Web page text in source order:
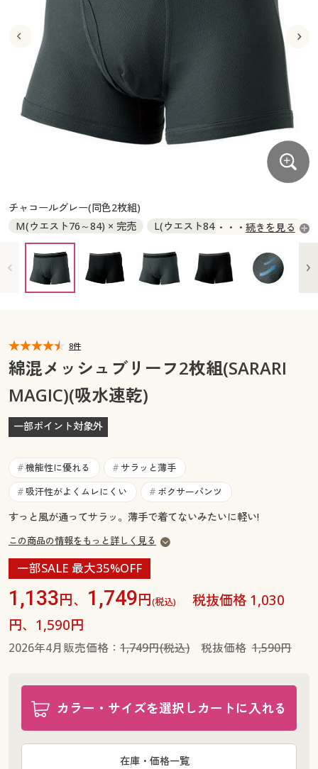
寝具・ベッド
カーテン・ラグ・ファブリック
美容・健康・サプリメント
制服・スクールすべて
制服・学生服
ジュニア・ティーンズ下着
大きいサイズ
大きいサイズ通販すべて
大きいサイズ レディース服
大きいサイズ レディース下着
大きいサイズ 事務・制服
バーゲン
バーゲンセール
シークレットセール
詳細検索
商品カテゴリ一覧
カタログ・チラシからのご注文
デジタルカタログ
カタログ無料プレゼント
マイページ
閲覧履歴
お気に入り
サポート
ご利用ガイド
よくある質問とお問い合わせ
カーテン・ラグ・ファブリック
制服・学生服
ジュニア・ティーンズ下着
大きいサイズ通販すべて
大きいサイズ レディース服
大きいサイズ レディース下着
大きいサイズ メンズ
バーゲン
バーゲンセール
シークレットセール
詳細検索
商品カテゴリ一覧
カタログ
カタログ無料プレゼント
会員メニュー
閲覧履歴
サポート
よくある質問とお問い合わせ
チャコールグレー(同色2枚組)
M(ウエスト76～84) × 完売
L(ウエスト84～94) ◎ 在庫あり
LL(ウエスト94～104) ○ 在庫わずか
続きを見る
8件
綿混メッシュブリーフ2枚組(SARARI
MAGIC)(吸水速乾)
一部ポイント対象外
# 機能性に優れる # サラッと薄手
# 吸汗性がよくムレにくい # ボクサーパンツ
すっと風が通ってサラッ。薄手で着てないみたいに軽い!
この商品の情報をもっと詳しく見る
一部SALE 最大35%OFF
1,133円、 1,749円(税込)
税抜価格 1,030
円、1,590円
2026年4月販売価格： 1,749円(税込)税抜価格 1,590円
カラー・サイズを選択しカートに入れる
在庫・価格一覧